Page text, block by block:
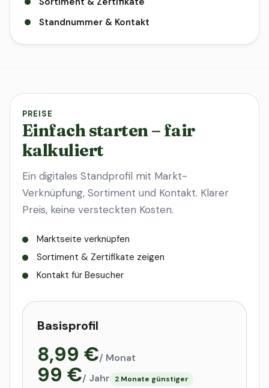
Standnummer & Kontakt
PREISE
Einfach starten – fair
kalkuliert
Ein digitales Standprofil mit Markt-
Verknüpfung, Sortiment und Kontakt. Klarer
Preis, keine versteckten Kosten.
Marktseite verknüpfen
Sortiment & Zertifikate zeigen
Kontakt für Besucher
Basisprofil
8,99 €/ Monat
99 €/ Jahr 2 Monate günstiger